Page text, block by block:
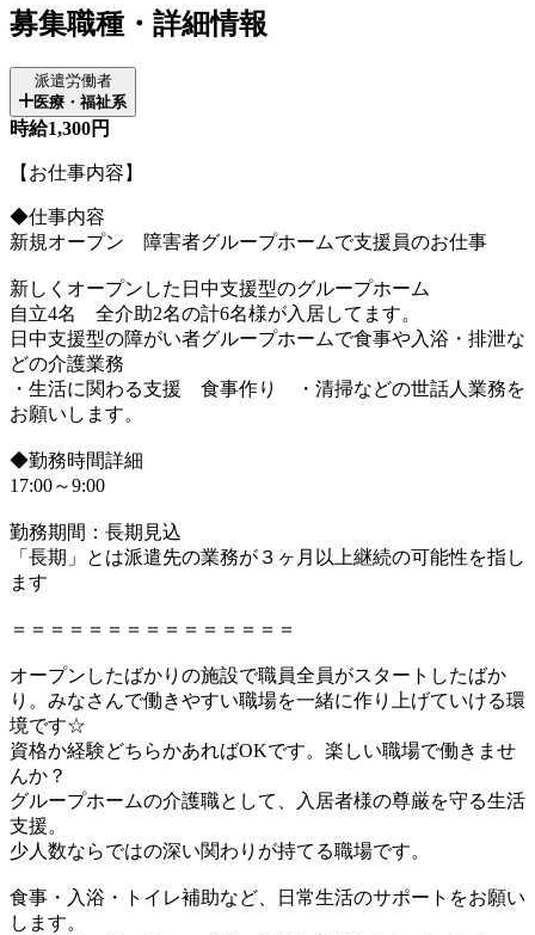
募集職種・詳細情報
派遣労働者
医療・福祉系
時給1,300円
【お仕事内容】
◆仕事内容
新規オープン 障害者グループホームで支援員のお仕事
新しくオープンした日中支援型のグループホーム
自立4名 全介助2名の計6名様が入居してます。
日中支援型の障がい者グループホームで食事や入浴・排泄な
どの介護業務
・生活に関わる支援 食事作り ・清掃などの世話人業務を
お願いします。
◆勤務時間詳細
17:00～9:00
勤務期間：長期見込
「長期」とは派遣先の業務が３ヶ月以上継続の可能性を指し
ます
＝＝＝＝＝＝＝＝＝＝＝＝＝＝＝
オープンしたばかりの施設で職員全員がスタートしたばか
り。みなさんで働きやすい職場を一緒に作り上げていける環
境です☆
資格か経験どちらかあればOKです。楽しい職場で働きませ
んか？
グループホームの介護職として、入居者様の尊厳を守る生活
支援。
少人数ならではの深い関わりが持てる職場です。
食事・入浴・トイレ補助など、日常生活のサポートをお願い
します。